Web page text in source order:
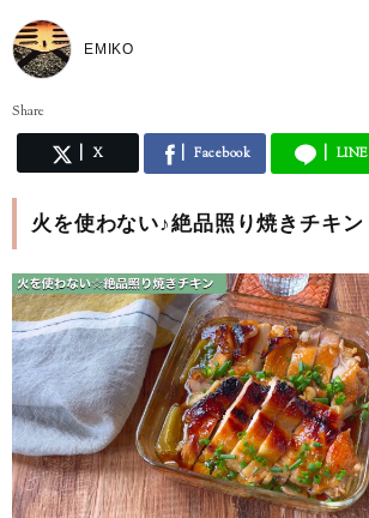
EMIKO
Share
X Facebook LINE
火を使わない♪絶品照り焼きチキン